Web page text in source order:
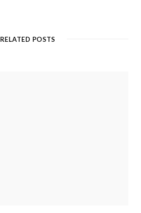
RELATED POSTS